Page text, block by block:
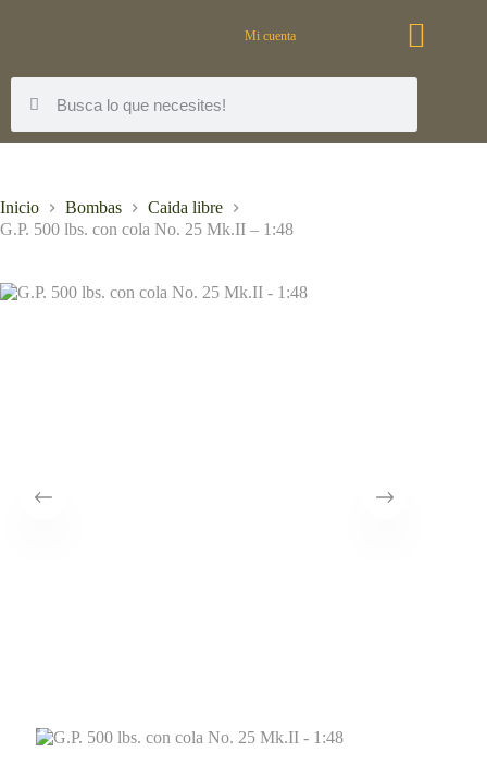
Mi cuenta
Inicio Bombas
Caida libre
G.P. 500 lbs. con cola No. 25 Mk.II – 1:48